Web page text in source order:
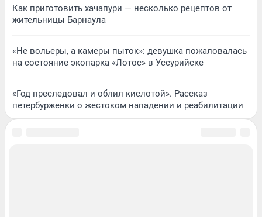
Как приготовить хачапури — несколько рецептов от
жительницы Барнаула
«Не вольеры, а камеры пыток»: девушка пожаловалась
на состояние экопарка «Лотос» в Уссурийске
«Год преследовал и облил кислотой». Рассказ
петербурженки о жестоком нападении и реабилитации